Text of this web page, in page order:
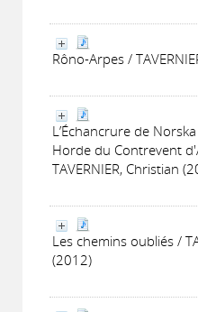
Rôno-Arpes /
L’Échancrure de
Horde du Contrevent
TAVERNIER, Christian
Les chemins oubliés /
(2012)